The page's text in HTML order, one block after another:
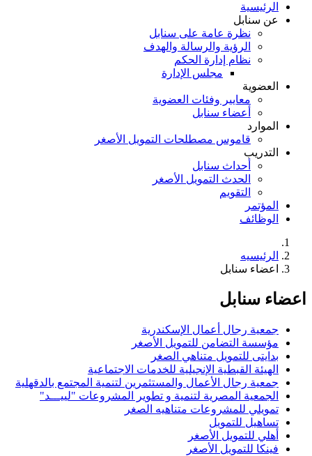
الرئيسية
عن سنابل
نظرة عامة على سنابل
الرؤية والرسالة والهدف
نظام إدارة الحكم
مجلس الإدارة
العضوية
معايير وفئات العضوية
أعضاء سنابل
الموارد
قاموس مصطلحات التمويل الأصغر
التدريب
أحداث سنابل
الحدث التمويل الأصغر
التقويم
المؤتمر
الوظائف
الرئيسيه
اعضاء سنابل
اعضاء سنابل
جمعية رجال أعمال الإسكندرية
مؤسسة التضامن للتمويل الأصغر
بدايتى للتمويل متناهي الصغر
الهيئة القبطية الإنجيلية للخدمات الاجتماعية
جمعية رجال الأعمال والمستثمرين لتنمية المجتمع بالدقهلية
الجمعية المصرية لتنمية و تطوير المشروعات "لييـــد"
تمويلي للمشروعات متناهيه الصغر
تساهيل للتمويل
أهلي للتمويل الأصغر
فينكا للتمويل الأصغر